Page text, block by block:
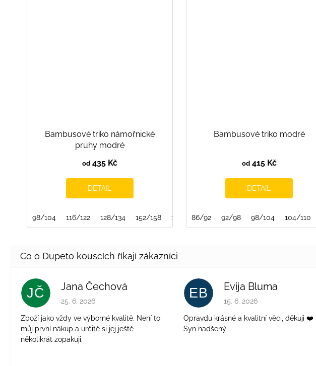
Bambusové triko námořnické
pruhy modré
od 435 Kč
DETAIL
98/104 116/122 128/134 152/158 158/164
Bambusové triko modré
od415 Kč
DETAIL
86/92 92/98 98/104 104/110
JČ Jana Čechová
Hodnocení obchodu je 5 z 5 hvězdiček.
25. 6. 2026
Zboží jako vždy ve výborné kvalitě. Není to
můj první nákup a určitě si jej ještě
několikrát zopakuji.
EB Evija Bluma
Hodnocení obchodu je 5 z 5
15. 6. 2026
Opravdu krásné a kvalitní věci, děkuji ❤️
Syn nadšený